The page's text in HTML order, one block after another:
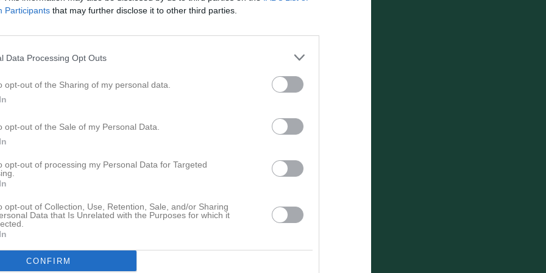
Participants that may further disclose it to other third parties.
Data Processing Opt Outs
opt-out of the Sharing of my personal data.
opt-out of the Sale of my Personal Data.
opt-out of processing my Personal Data for Targeted
opt-out of Collection, Use, Retention, Sale, and/or Sharing
Data that Is Unrelated with the Purposes for which it
CONFIRM
2 0
20 Håsten (hemma)
1 0 0 0 0
0
6 juni Övrevi (Tvååker)
0
vecka 24 Värö united
0 0
2023
2023-08-20 Påskbergsvallen
0
09-03 Håstens IP
Malevik 2023-09-23
1 0
höstcup 2023 7mot7
2023-09-17 Åskloster
1 0 0 0
Cup i Halmstad 2023
Höstcup 2024
1 0 0 0 0